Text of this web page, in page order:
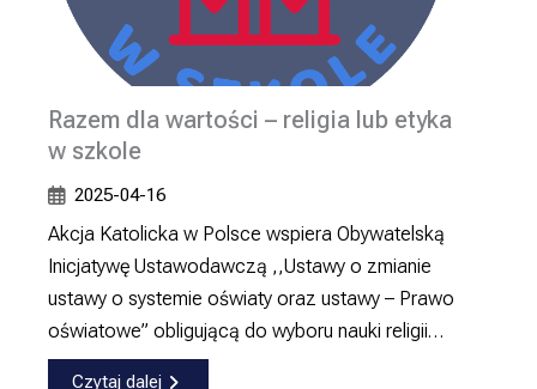
Razem dla wartości – religia lub etyka
w szkole
2025-04-16
Akcja Katolicka w Polsce wspiera Obywatelską
Inicjatywę Ustawodawczą ,,Ustawy o zmianie
ustawy o systemie oświaty oraz ustawy – Prawo
oświatowe” obligującą do wyboru nauki religii…
Czytaj dalej